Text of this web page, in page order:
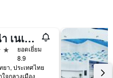
นาวาน่า เนเจอร์ เอสเคป
ยอดเยี่ยม
8.9
า, ประเทศไทย
จกลางเมือง